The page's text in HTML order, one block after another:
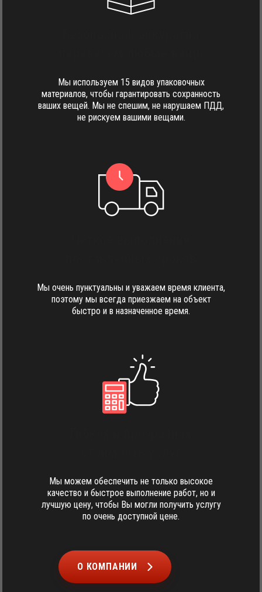
Мы используем 15 видов упаковочных
материалов, чтобы гарантировать сохранность
ваших вещей. Мы не спешим, не нарушаем ПДД,
не рискуем вашими вещами.
Мы очень пунктуальны и уважаем время клиента,
поэтому мы всегда приезжаем на объект
быстро и в назначенное время.
Мы можем обеспечить не только высокое
качество и быстрое выполнение работ, но и
лучшую цену, чтобы Вы могли получить услугу
по очень доступной цене.
О КОМПАНИИ